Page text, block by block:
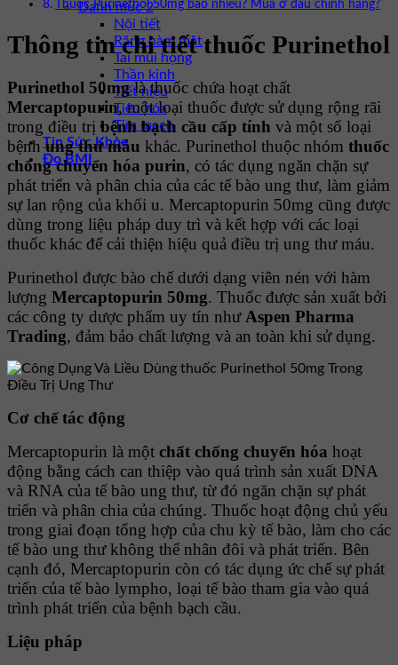
Danh mục 2
Nội tiết
Răng hàm mặt
Tai mũi họng
Thần kinh
Tiết niệu
Tiêu hóa
Tim mạch
Tin Sức Khỏe
Đo BMI
Thuốc Purinethol 50mg bao nhiêu? Mua ở đâu chính hãng?
Thông tin chi tiết thuốc Purinethol
Purinethol 50mglà thuốc chứa hoạt chất
Mercaptopurin, một loại thuốc được sử dụng rộng rãi
trong điều trị bệnh bạch cầu cấp tính và một số loại
bệnhung thư máu khác. Purinethol thuộc nhóm thuốc
chống chuyển hóa purin, có tác dụng ngăn chặn sự
phát triển và phân chia của các tế bào ung thư, làm giảm
sự lan rộng của khối u. Mercaptopurin 50mg cũng được
dùng trong liệu pháp duy trì và kết hợp với các loại
thuốc khác để cải thiện hiệu quả điều trị ung thư máu.
Purinethol được bào chế dưới dạng viên nén với hàm
lượng Mercaptopurin 50mg. Thuốc được sản xuất bởi
các công ty dược phẩm uy tín như Aspen Pharma
Trading, đảm bảo chất lượng và an toàn khi sử dụng.
Cơ chế tác động
Mercaptopurin là một chất chống chuyển hóa hoạt
động bằng cách can thiệp vào quá trình sản xuất DNA
và RNA của tế bào ung thư, từ đó ngăn chặn sự phát
triển và phân chia của chúng. Thuốc hoạt động chủ yếu
trong giai đoạn tổng hợp của chu kỳ tế bào, làm cho các
tế bào ung thư không thể nhân đôi và phát triển. Bên
cạnh đó, Mercaptopurin còn có tác dụng ức chế sự phát
triển của tế bào lympho, loại tế bào tham gia vào quá
trình phát triển của bệnh bạch cầu.
Liệu pháp